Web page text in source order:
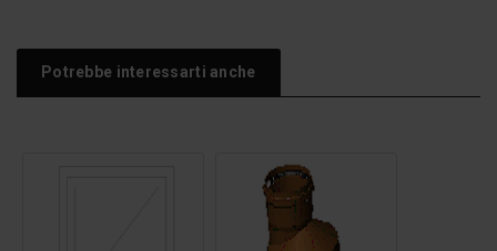
Potrebbe interessarti anche